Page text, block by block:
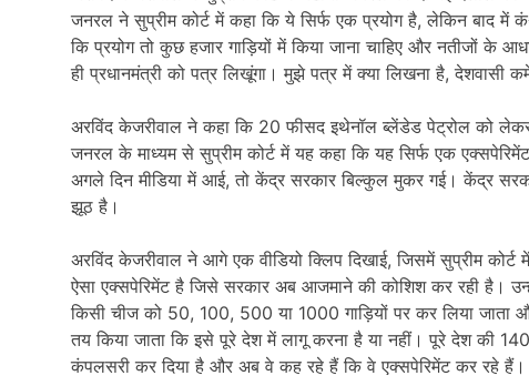
जनरल ने सुप्रीम कोर्ट में कहा कि ये सिर्फ एक प्रयोग है, लेकिन बाद
कि प्रयोग तो कुछ हजार गाड़ियों में किया जाना चाहिए और नतीजों के
ही प्रधानमंत्री को पत्र लिखूंगा। मुझे पत्र में क्या लिखना है, देशवासी
अरविंद केजरीवाल ने कहा कि 20 फीसद इथेनॉल ब्लेंडेड पेट्रोल को
जनरल के माध्यम से सुप्रीम कोर्ट में यह कहा कि यह सिर्फ एक
अगले दिन मीडिया में आई, तो केंद्र सरकार बिल्कुल मुकर गई। केंद्र
झूठ है।
अरविंद केजरीवाल ने आगे एक वीडियो क्लिप दिखाई, जिसमें सुप्रीम
ऐसा एक्सपेरिमेंट है जिसे सरकार अब आजमाने की कोशिश कर रही है।
किसी चीज को 50, 100, 500 या 1000 गाड़ियों पर कर लिया
तय किया जाता कि इसे पूरे देश में लागू करना है या नहीं। पूरे देश की
कंपलसरी कर दिया है और अब वे कह रहे हैं कि वे एक्सपेरिमेंट कर रहे हैं।